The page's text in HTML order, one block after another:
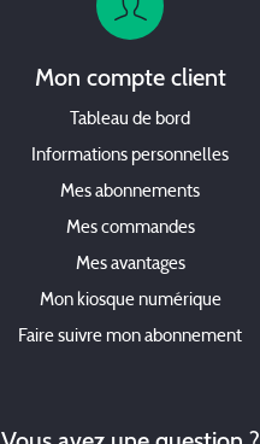
Mon compte client
Tableau de bord
Informations personnelles
Mes abonnements
Mes commandes
Mes avantages
Mon kiosque numérique
Faire suivre mon abonnement